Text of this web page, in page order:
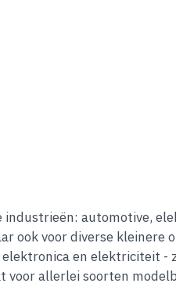
automotive,
ook voor diverse
en elektriciteit
allerlei soorten